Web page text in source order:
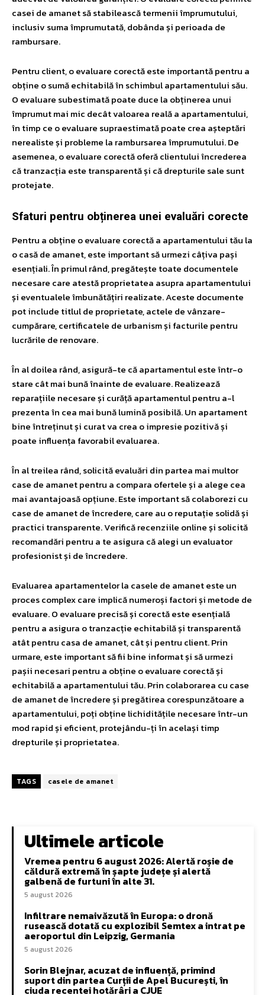
casei de amanet să stabilească termenii împrumutului,
inclusiv suma împrumutată, dobânda și perioada de
rambursare.
Pentru client, o evaluare corectă este importantă pentru a
obține o sumă echitabilă în schimbul apartamentului său.
O evaluare subestimată poate duce la obținerea unui
împrumut mai mic decât valoarea reală a apartamentului,
în timp ce o evaluare supraestimată poate crea așteptări
nerealiste și probleme la rambursarea împrumutului. De
asemenea, o evaluare corectă oferă clientului încrederea
că tranzacția este transparentă și că drepturile sale sunt
protejate.
Sfaturi pentru obținerea unei evaluări corecte
Pentru a obține o evaluare corectă a apartamentului tău la
o casă de amanet, este important să urmezi câțiva pași
esențiali. În primul rând, pregătește toate documentele
necesare care atestă proprietatea asupra apartamentului
și eventualele îmbunătățiri realizate. Aceste documente
pot include titlul de proprietate, actele de vânzare-
cumpărare, certificatele de urbanism și facturile pentru
lucrările de renovare.
În al doilea rând, asigură-te că apartamentul este într-o
stare cât mai bună înainte de evaluare. Realizează
reparațiile necesare și curăță apartamentul pentru a-l
prezenta în cea mai bună lumină posibilă. Un apartament
bine întreținut și curat va crea o impresie pozitivă și
poate influența favorabil evaluarea.
În al treilea rând, solicită evaluări din partea mai multor
case de amanet pentru a compara ofertele și a alege cea
mai avantajoasă opțiune. Este important să colaborezi cu
case de amanet de încredere, care au o reputație solidă și
practici transparente. Verifică recenziile online și solicită
recomandări pentru a te asigura că alegi un evaluator
profesionist și de încredere.
Evaluarea apartamentelor la casele de amanet este un
proces complex care implică numeroși factori și metode de
evaluare. O evaluare precisă și corectă este esențială
pentru a asigura o tranzacție echitabilă și transparentă
atât pentru casa de amanet, cât și pentru client. Prin
urmare, este important să fii bine informat și să urmezi
pașii necesari pentru a obține o evaluare corectă și
echitabilă a apartamentului tău. Prin colaborarea cu case
de amanet de încredere și pregătirea corespunzătoare a
apartamentului, poți obține lichiditățile necesare într-un
mod rapid și eficient, protejându-ți în același timp
drepturile și proprietatea.
TAGS casele de amanet
Ultimele articole
Vremea pentru 6 august 2026: Alertă roșie de
căldură extremă în șapte județe și alertă
galbenă de furtuni în alte 31.
5 august 2026
Infiltrare nemaivăzută în Europa: o dronă
rusească dotată cu explozibil Semtex a intrat pe
aeroportul din Leipzig, Germania
5 august 2026
Sorin Blejnar, acuzat de influență, primind
suport din partea Curții de Apel București, în
ciuda recentei hotărâri a CJUE